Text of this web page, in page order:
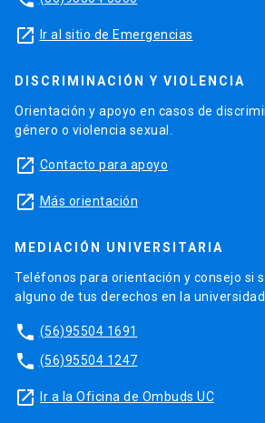
launch Ir al sitio de Emergencias
DISCRIMINACIÓN Y VIOLENCIA
Orientación y apoyo en casos de
género o violencia sexual.
launch Contacto para apoyo
launch Más orientación
MEDIACIÓN UNIVERSITARIA
Teléfonos para orientación y consejo si
alguno de tus derechos en la universidad.
phone (56)95504 1691
phone (56)95504 1247
launch Ir a la Oficina de Ombuds UC